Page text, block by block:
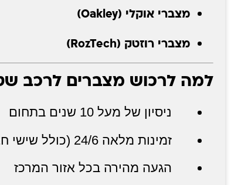
מצברי אוקלי (Oakley)
מצברי רוזטק (RozTech)
למה לרכוש מצברים לרכב
ניסיון של מעל 10 שנים בתחום
זמינות מלאה 24/6 (כולל שישי חצי יום)
הגעה מהירה בכל אזור המרכז